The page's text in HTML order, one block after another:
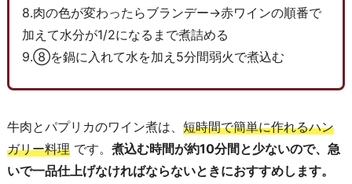
8.肉の色が変わったらブランデー→赤ワインの順番で
加えて水分が1/2になるまで煮詰める
9.⑧を鍋に入れて水を加え5分間弱火で煮込む
牛肉とパプリカのワイン煮は、 短時間で簡単に作れるハン
ガリー料理 です。 煮込む時間が約10分間と少ないので、急
いで一品仕上げなければならないときにおすすめします。